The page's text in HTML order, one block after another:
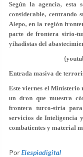
Según la agencia, esta
considerable, centrando
Alepo, en la región
parte de frontera sirio-
yihadistas del
Entrada masiva de
Este viernes el Ministerio
un dron que muestra
frontera turco-siria
servicios de Inteligencia
combatientes y material
PorElespiadigital